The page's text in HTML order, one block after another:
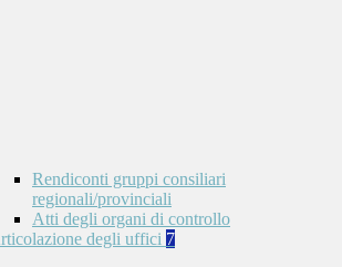
Rendiconti gruppi consiliari
regionali/provinciali
Atti degli organi di controllo
degli uffici 7